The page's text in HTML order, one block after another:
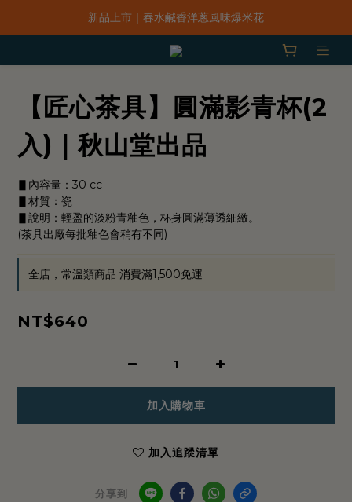
「一抹日嚐禮盒」早鳥限定價 $668，預購只到8/31！
新品上市｜春水鹹香洋蔥風味爆米花
「一抹日嚐禮盒」早鳥限定價 $668，預購只到8/31！
【匠心茶具】圓滿影青杯(2
入)｜秋山堂出品
▋內容量：30 cc
▋材質：瓷
▋說明：輕盈的淡粉青釉色，杯身圓滿薄透細緻。
(茶具出廠每批釉色會稍有不同)
全店，常溫類商品 消費滿1,500免運
NT$640
加入購物車
加入追蹤清單
分享到